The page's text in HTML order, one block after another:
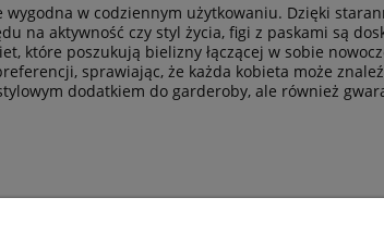
w codziennym użytkowaniu. Dzięki
na aktywność czy styl życia, figi z paskami są
które poszukują bielizny łączącej w sobie
sprawiając, że każda kobieta może
dodatkiem do garderoby, ale również